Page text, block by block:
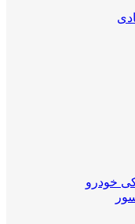
خودرو